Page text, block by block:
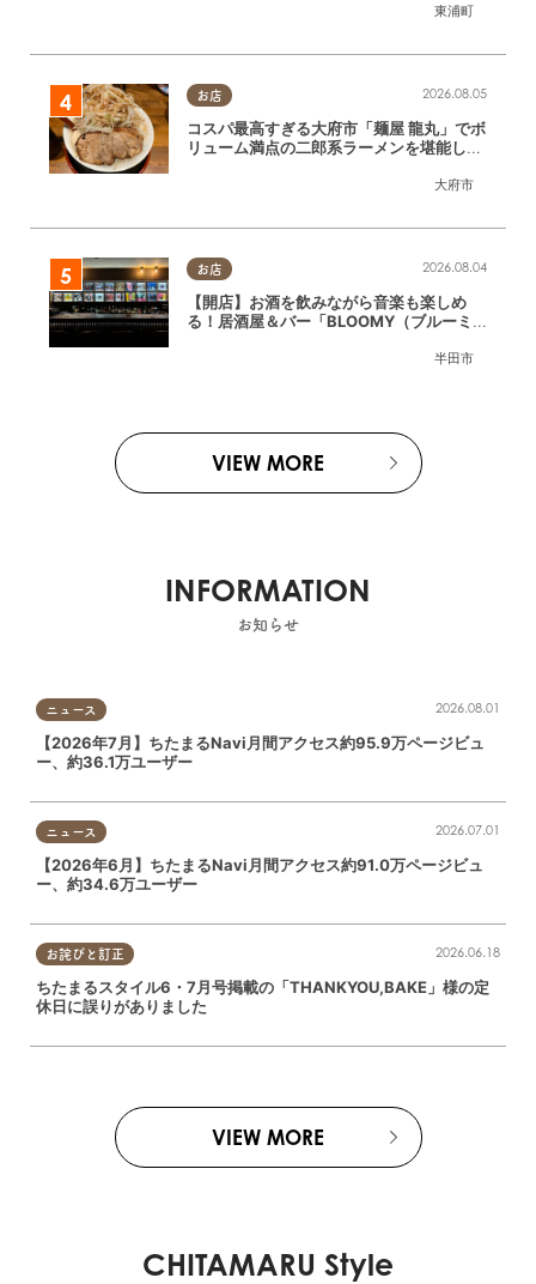
東浦町
お店
大府市
2026.08.05
コスパ最高すぎる大府市「麺屋 龍丸」でボ
リューム満点の二郎系ラーメンを堪能して
お店
半田市
2026.08.04
【開店】お酒を飲みながら音楽も楽しめ
る！居酒屋＆バー「BLOOMY（ブルーミ
VIEW MORE
INFORMATION
お知らせ
ニュース 2026.08.01
【2026年7月】ちたまるNavi月間アクセス約95.9万ページビュ
ー、約36.1万ユーザー
ニュース 2026.07.01
【2026年6月】ちたまるNavi月間アクセス約91.0万ページビュ
ー、約34.6万ユーザー
お詫びと訂正 2026.06.18
ちたまるスタイル6・7月号掲載の「THANKYOU,BAKE」様の定
休日に誤りがありました
VIEW MORE
CHITAMARU Style